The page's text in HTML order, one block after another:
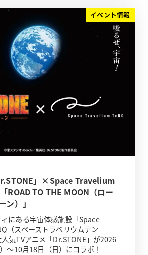
イベント情報
」×Space Travelium
ROAD TO THE MOON（ロー
ン）」
にある宇宙体感施設「Space
（スペーストラベリウムテン
気TVアニメ「Dr.STONE」が2026
～10月18日（日）にコラボ！